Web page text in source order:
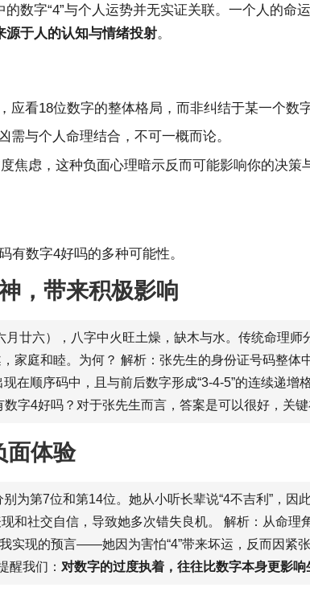
数字“4”与个人运势并无实证关联。一个人的
源于人的认知与情绪投射。
应看18位数字的整体格局，而非纠结于某一个数字
需与个人命理结合，不可一概而论。
度焦虑，这种负面心理暗示反而可能影响你的决策
有数字4好吗的多种可能性。
，带来积极影响
廿六），八字中火旺土燥，缺木与水。传统命理
家庭和睦。为何？ 解析：张先生的身份证号码整体
在顺序码中，且与前后数字形成“3-4-5”的连续递
字4好吗？对于张先生而言，答案是可以很好，关键
面体验
为第7位和第14位。她从小听长辈说“4不吉利”，
和社交自信，导致她多次错失良机。 解析：从命
我实现的预言——她因为害怕“4”带来坏运，反而因
醒我们： 对数字的过度执着，往往比数字本身更影响